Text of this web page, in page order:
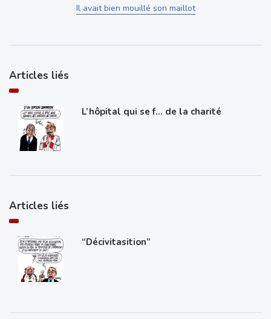
Il avait bien mouillé son maillot
Articles liés
L’hôpital qui se f… de la charité
Articles liés
“Décivitasition”